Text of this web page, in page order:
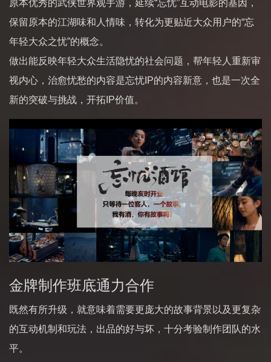
原本优秀的武侠世界观手游，延续“忘忧”互动电影的基因，
保留原本的江湖味和人情味，转化为更贴近大众用户的“忘
年轻大众之忧”的概念。
做出能反映年轻大众生活隐忧的社会问题，帮年轻人重新审
视内心，治愈忧愁的内容是忘忧IP的内容新意，也是一次全
新的突破与挑战，开拓IP价值。
金牌制作班底通力合作
既然有所升级，就意味着需要更庞大的故事背景以及更复杂
的互动机制和玩法，出品的好与坏，十分考验制作团队的水
平。